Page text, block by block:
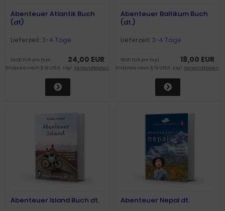
Abenteuer Atlantik Buch
(dt)
Lieferzeit:3-4 Tage
24,00 EUR
24,00 EUR pro Expl.
Endpreis nach § 19 UStG. zzgl. Versandkosten
Abenteuer Baltikum Buch
(dt.)
Lieferzeit:3-4 Tage
18,00 EUR
18,00 EUR pro Expl.
Endpreis nach § 19 UStG. zzgl. Versandkosten
Abenteuer Island Buch dt. Abenteuer Nepal dt.